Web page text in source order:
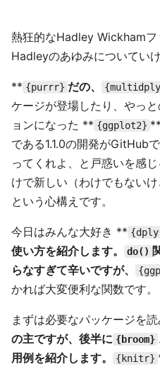
熱狂的なHadley Wickhamフ
Hadleyのあゆみについてい
** {purrr} だの、
ケージが登場したり、やっ
ョンになった ** {ggplot2}
である1.1.0の開発がGitHub
ってくれよ、と戸惑いを感
けで新しい（わけでもない
という心構えです。
今日はみんな大好き **
使い方を紹介します。
do()
らなすぎて辛いですが、
かれば大変便利な関数です。
まずは必要なパッケージを読
の主ですが、後半に {broom}
用例を紹介します。
{knitr}